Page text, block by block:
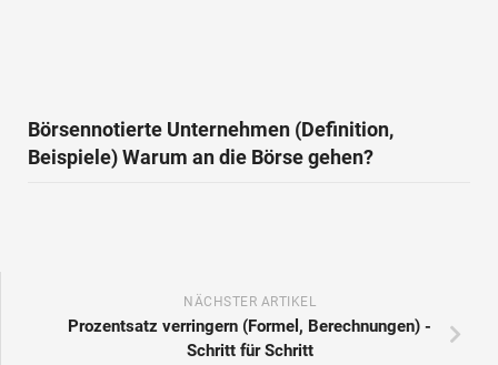
Börsennotierte Unternehmen (Definition,
Beispiele) Warum an die Börse gehen?
NÄCHSTER ARTIKEL
Prozentsatz verringern (Formel, Berechnungen) -
Schritt für Schritt